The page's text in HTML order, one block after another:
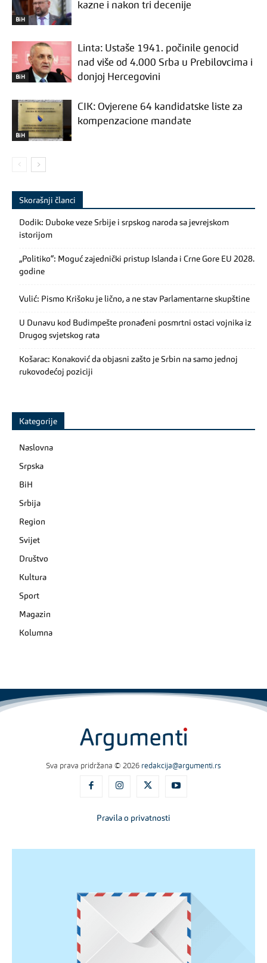
BiH
kazne i nakon tri decenije
BiH
Linta: Ustaše 1941. počinile genocid
nad više od 4.000 Srba u Prebilovcima i
donjoj Hercegovini
BiH
CIK: Ovjerene 64 kandidatske liste za
kompenzacione mandate
Skorašnji članci
Dodik: Duboke veze Srbije i srpskog naroda sa jevrejskom
istorijom
„Politiko“: Moguć zajednički pristup Islanda i Crne Gore EU 2028.
godine
Vulić: Pismo Krišoku je lično, a ne stav Parlamentarne skupštine
U Dunavu kod Budimpešte pronađeni posmrtni ostaci vojnika iz
Drugog svjetskog rata
Košarac: Konaković da objasni zašto je Srbin na samo jednoj
rukovodećoj poziciji
Kategorije
Naslovna
Srpska
BiH
Srbija
Region
Svijet
Društvo
Kultura
Sport
Magazin
Kolumna
Sva prava pridržana © 2026 redakcija@argumenti.rs
Pravila o privatnosti